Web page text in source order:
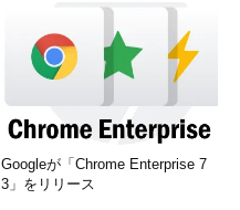
Googleが「Chrome Enterprise 7
3」をリリース